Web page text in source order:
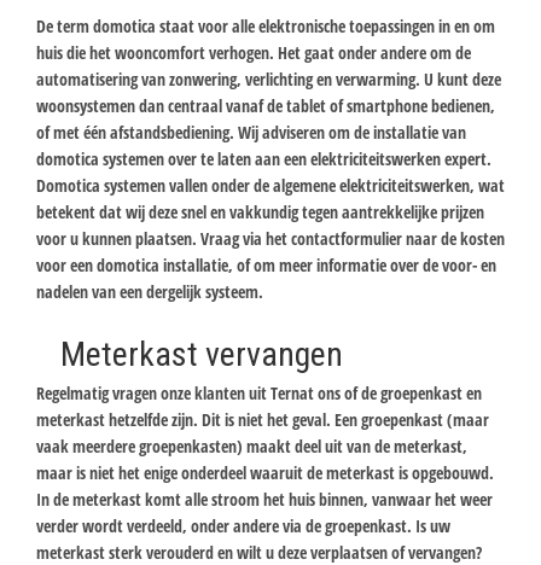
De term domotica staat voor alle elektronische toepassingen in en om
huis die het wooncomfort verhogen. Het gaat onder andere om de
automatisering van zonwering, verlichting en verwarming. U kunt deze
woonsystemen dan centraal vanaf de tablet of smartphone bedienen,
of met één afstandsbediening. Wij adviseren om de installatie van
domotica systemen over te laten aan een elektriciteitswerken expert.
Domotica systemen vallen onder de algemene elektriciteitswerken, wat
betekent dat wij deze snel en vakkundig tegen aantrekkelijke prijzen
voor u kunnen plaatsen. Vraag via het contactformulier naar de kosten
voor een domotica installatie, of om meer informatie over de voor- en
nadelen van een dergelijk systeem.
Meterkast vervangen
Regelmatig vragen onze klanten uit Ternat ons of de groepenkast en
meterkast hetzelfde zijn. Dit is niet het geval. Een groepenkast (maar
vaak meerdere groepenkasten) maakt deel uit van de meterkast,
maar is niet het enige onderdeel waaruit de meterkast is opgebouwd.
In de meterkast komt alle stroom het huis binnen, vanwaar het weer
verder wordt verdeeld, onder andere via de groepenkast. Is uw
meterkast sterk verouderd en wilt u deze verplaatsen of vervangen?